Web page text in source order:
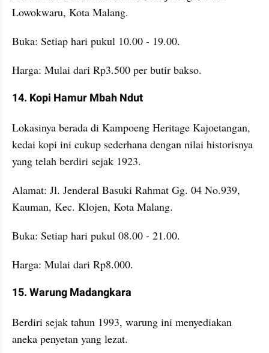
Lowokwaru, Kota Malang.
Buka: Setiap hari pukul 10.00 - 19.00.
Harga: Mulai dari Rp3.500 per butir bakso.
14. Kopi Hamur Mbah Ndut
Lokasinya berada di Kampoeng Heritage Kajoetangan,
kedai kopi ini cukup sederhana dengan nilai historisnya
yang telah berdiri sejak 1923.
Alamat: Jl. Jenderal Basuki Rahmat Gg. 04 No.939,
Kauman, Kec. Klojen, Kota Malang.
Buka: Setiap hari pukul 08.00 - 21.00.
Harga: Mulai dari Rp8.000.
15. Warung Madangkara
Berdiri sejak tahun 1993, warung ini menyediakan
aneka penyetan yang lezat.